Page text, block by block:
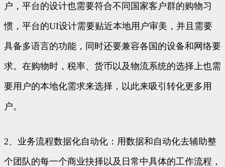
户，平台的设计也需要符合不同国家客户群的购物习
惯，平台的UI设计需要贴近本地用户审美，并且需要
具备多语言的功能，同时还要兼容各国的设备和网络要
求。在购物时，税率、货币以及物流系统的选择上也需
要用户的本地化需求来选择，以此来吸引转化更多用
户。
2、业务流程数据化自动化：用数据和自动化去辅助整
个团队的每一个商业抉择以及日常中具体的工作流程，